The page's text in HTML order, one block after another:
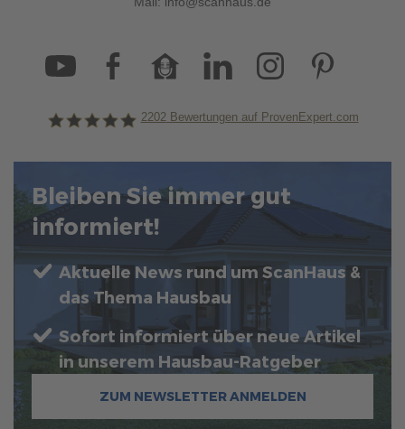
2202 Bewertungen auf ProvenExpert.com
Bleiben Sie immer gut
informiert!
Aktuelle News rund um ScanHaus &
das Thema Hausbau
Sofort informiert über neue Artikel
in unserem Hausbau-Ratgeber
ZUM NEWSLETTER ANMELDEN